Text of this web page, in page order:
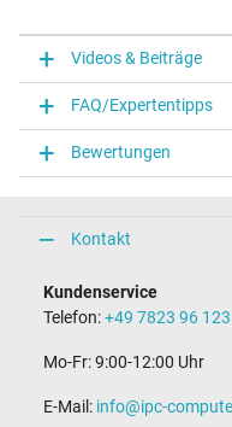
Videos & Beiträge
FAQ/Expertentipps
Bewertungen
Kontakt
Kundenservice
Telefon:+49 7823 96 123
Mo-Fr: 9:00-12:00 Uhr
E-Mail: info@ipc-